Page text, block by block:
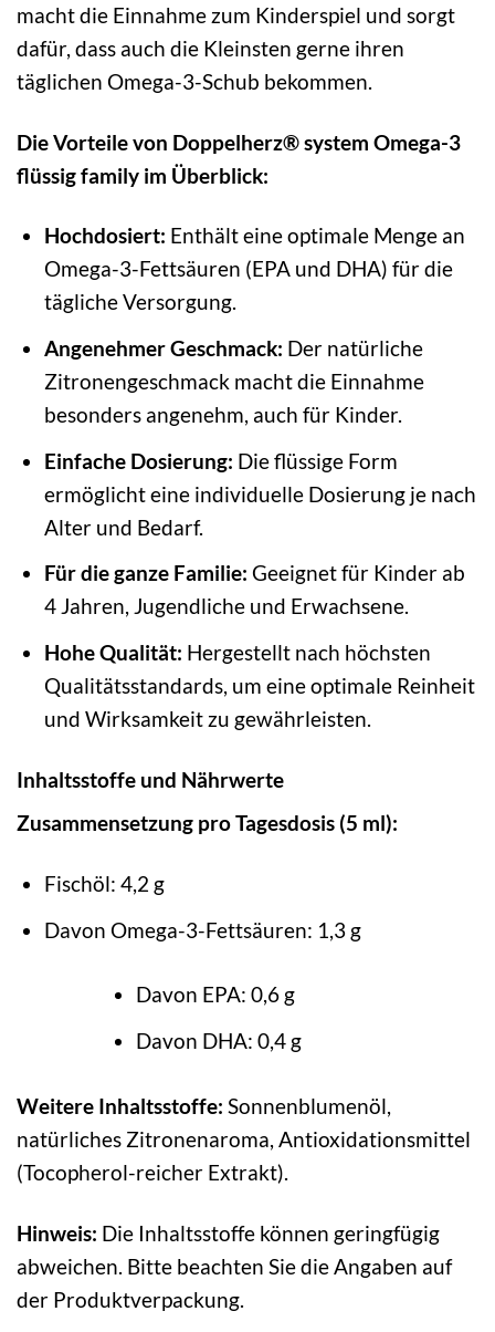
macht die Einnahme zum Kinderspiel und sorgt
dafür, dass auch die Kleinsten gerne ihren
täglichen Omega-3-Schub bekommen.
Die Vorteile von Doppelherz® system Omega-3
flüssig family im Überblick:
Hochdosiert: Enthält eine optimale Menge an
Omega-3-Fettsäuren (EPA und DHA) für die
tägliche Versorgung.
Angenehmer Geschmack: Der natürliche
Zitronengeschmack macht die Einnahme
besonders angenehm, auch für Kinder.
Einfache Dosierung: Die flüssige Form
ermöglicht eine individuelle Dosierung je nach
Alter und Bedarf.
Für die ganze Familie: Geeignet für Kinder ab
4 Jahren, Jugendliche und Erwachsene.
Hohe Qualität: Hergestellt nach höchsten
Qualitätsstandards, um eine optimale Reinheit
und Wirksamkeit zu gewährleisten.
Inhaltsstoffe und Nährwerte
Zusammensetzung pro Tagesdosis (5 ml):
Fischöl: 4,2 g
Davon Omega-3-Fettsäuren: 1,3 g
Davon EPA: 0,6 g
Davon DHA: 0,4 g
Weitere Inhaltsstoffe: Sonnenblumenöl,
natürliches Zitronenaroma, Antioxidationsmittel
(Tocopherol-reicher Extrakt).
Hinweis: Die Inhaltsstoffe können geringfügig
abweichen. Bitte beachten Sie die Angaben auf
der Produktverpackung.